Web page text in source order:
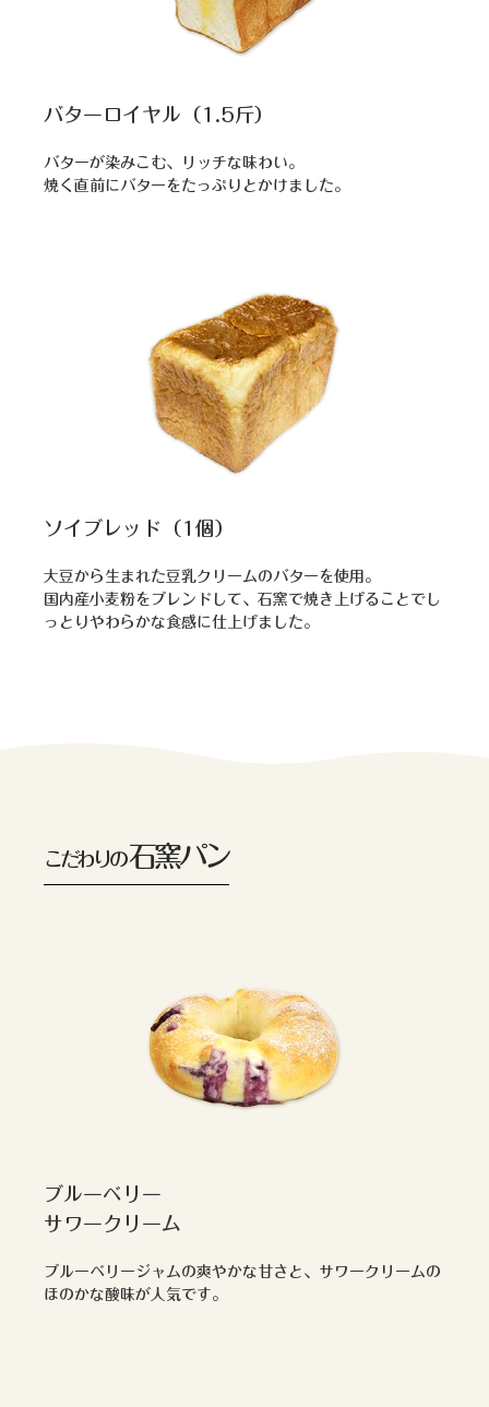
バターロイヤル（1.5斤）
バターが染みこむ、リッチな味わい。
焼く直前にバターをたっぷりとかけました。
ソイブレッド（1個）
大豆から生まれた豆乳クリームのバターを使用。
国内産小麦粉をブレンドして、石窯で焼き上げることでし
っとりやわらかな食感に仕上げました。
こだわりの石窯パン
ブルーベリー
サワークリーム
ブルーベリージャムの爽やかな甘さと、サワークリームの
ほのかな酸味が人気です。